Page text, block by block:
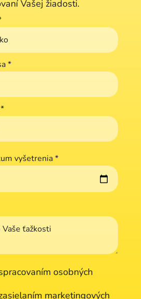
Vašej žiadosti.
*
*
vyšetrenia*
osobných
marketingových